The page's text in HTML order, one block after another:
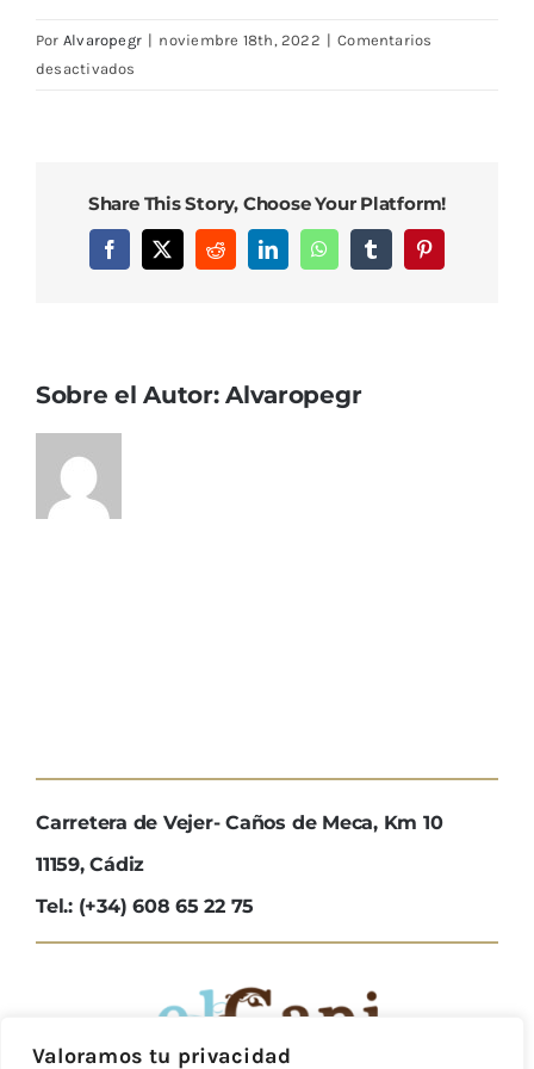
Valoramos tu privacidad
Por Alvaropegr | noviembre 18th, 2022 | Comentarios
desactivados
Share This Story, Choose Your Platform!
Facebook
X RedditLinkedInWhatsAppTumblrPinterest
Sobre el Autor:Alvaropegr
Carretera de Vejer- Caños de Meca, Km 10
11159, Cádiz
Tel.: (+34) 608 65 22 75